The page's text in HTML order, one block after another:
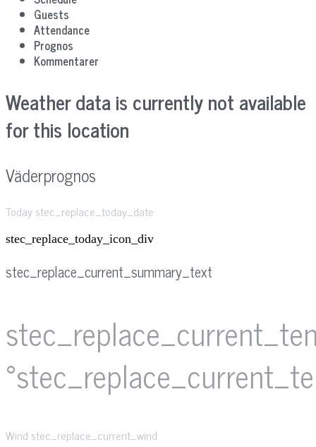
Guests
Attendance
Prognos
Kommentarer
Weather data is currently not available
for this location
Väderprognos
Today stec_replace_today_date
stec_replace_today_icon_div
stec_replace_current_summary_text
Wind stec_replace_current_wind